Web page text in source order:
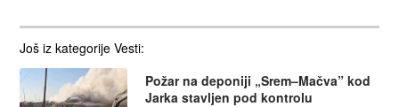
Još iz kategorije Vesti:
Požar na deponiji „Srem–Mačva” kod
Jarka stavljen pod kontrolu